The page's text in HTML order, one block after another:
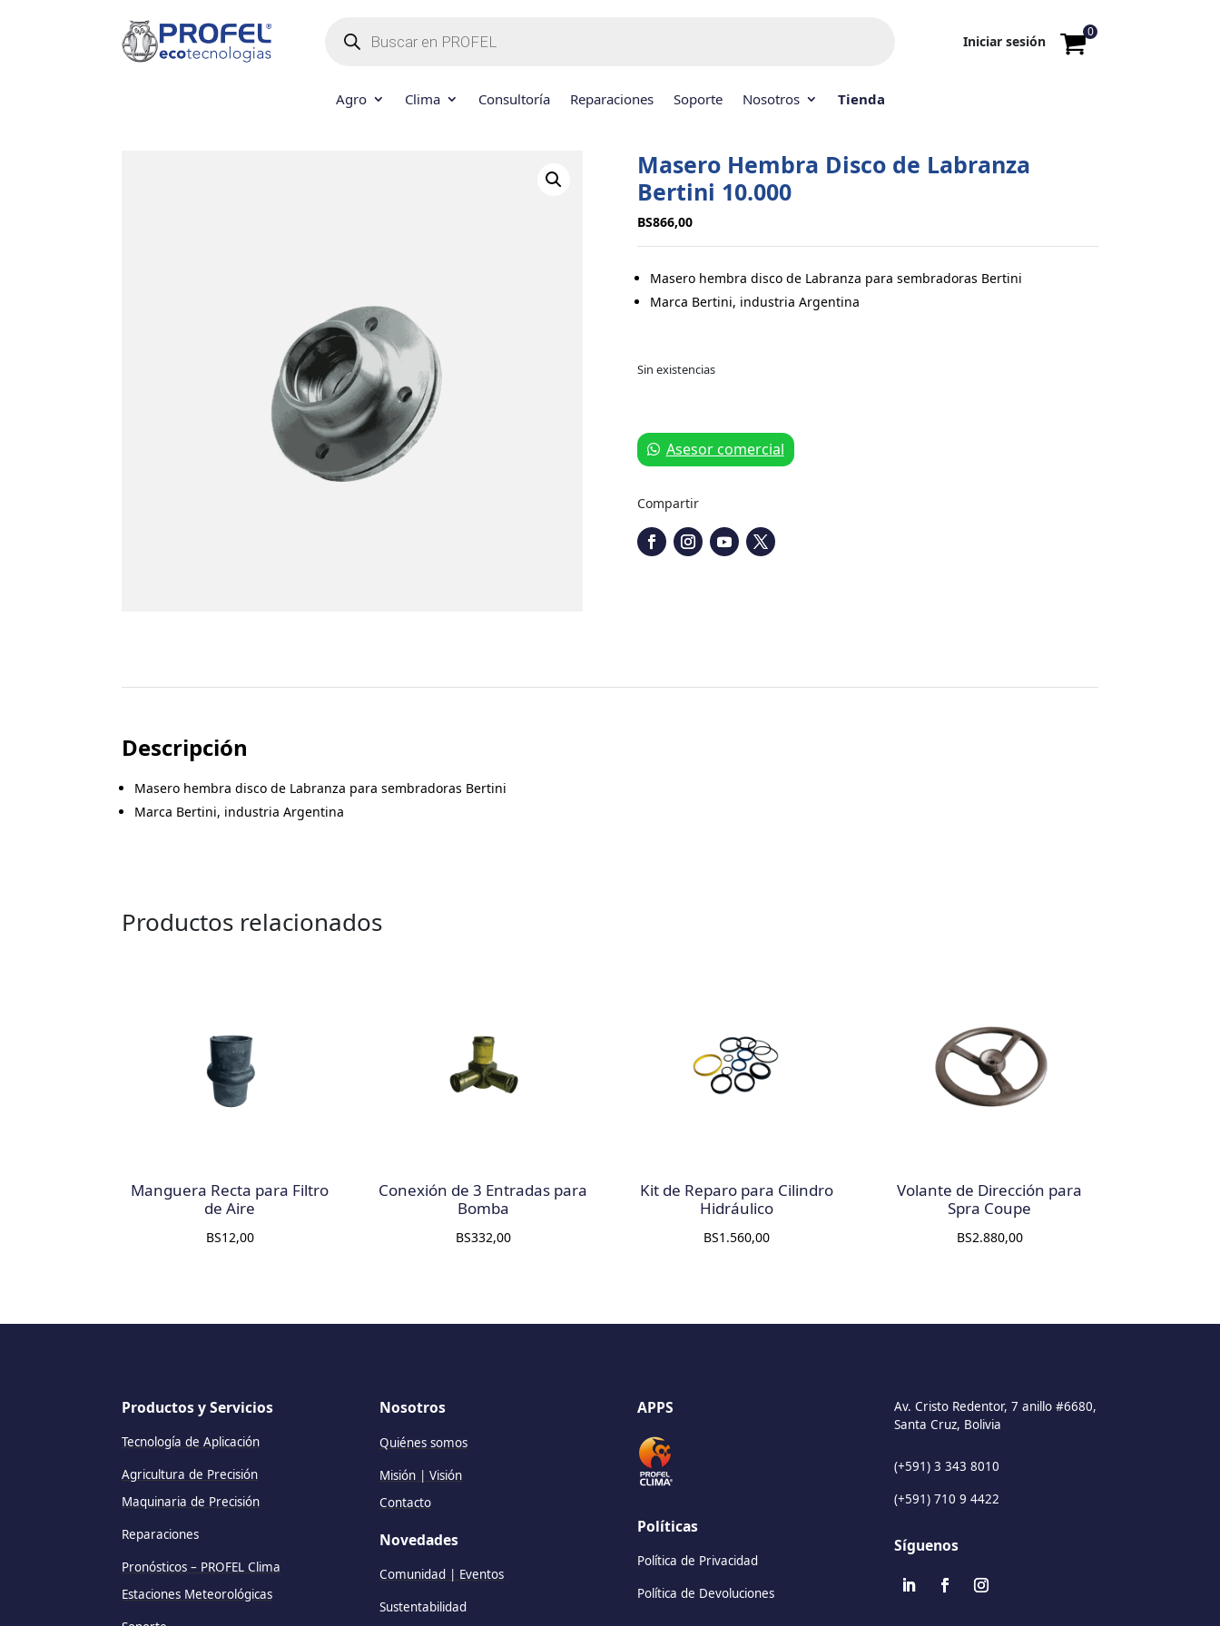
productos Iniciar sesión
0
Agro Clima Consultoría Reparaciones Soporte Nosotros Tienda
Masero Hembra Disco de Labranza
Bertini 10.000
BS866,00
Masero hembra disco de Labranza para sembradoras Bertini
Marca Bertini, industria Argentina
Sin existencias
Asesor comercial
Compartir
Descripción
Masero hembra disco de Labranza para sembradoras Bertini
Marca Bertini, industria Argentina
Productos relacionados
Manguera Recta para Filtro
de Aire
BS12,00
Conexión de 3 Entradas para
Bomba
BS332,00
Kit de Reparo para Cilindro
Hidráulico
BS1.560,00
Volante de Dirección para
Spra Coupe
BS2.880,00
Productos y Servicios
Tecnología de Aplicación
Agricultura de Precisión
Maquinaria de Precisión
Reparaciones
Pronósticos – PROFEL Clima
Estaciones Meteorológicas
Nosotros
Quiénes somos
Misión | Visión
Contacto
Novedades
Comunidad | Eventos
Sustentabilidad
APPS
Políticas
Política de Privacidad
Política de Devoluciones
Av. Cristo Redentor, 7 anillo #6680,
Santa Cruz, Bolivia
(+591) 3 343 8010
(+591) 710 9 4422
Síguenos